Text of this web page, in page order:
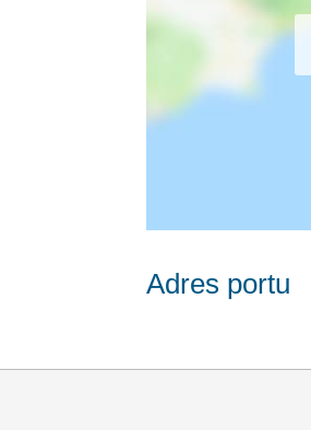
Adres portu